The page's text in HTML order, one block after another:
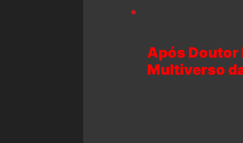
Após Doutor
Multiverso